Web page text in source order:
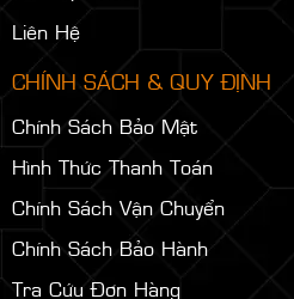
DANH MỤC MENU
Giới Thiệu
Dịch Vụ
Sản Phẩm
Tin Tức
Thư Viện Hình Ảnh